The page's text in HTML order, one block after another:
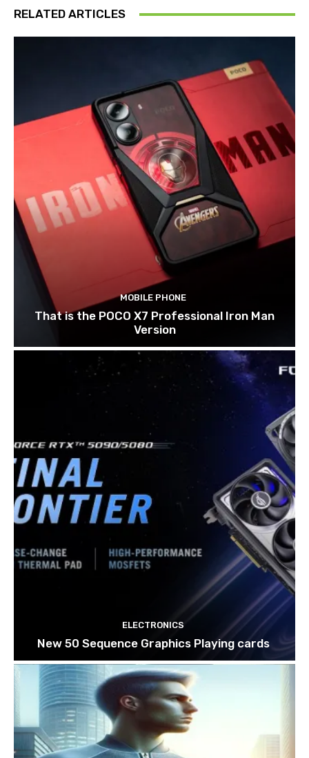
RELATED ARTICLES
MOBILE PHONE
That is the POCO X7 Professional Iron Man
Version
ELECTRONICS
New 50 Sequence Graphics Playing cards